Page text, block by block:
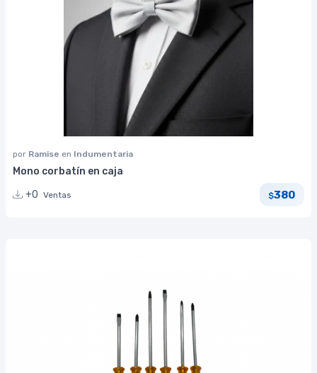
por Ramise en Indumentaria
Mono corbatín en caja
+0 Ventas $380